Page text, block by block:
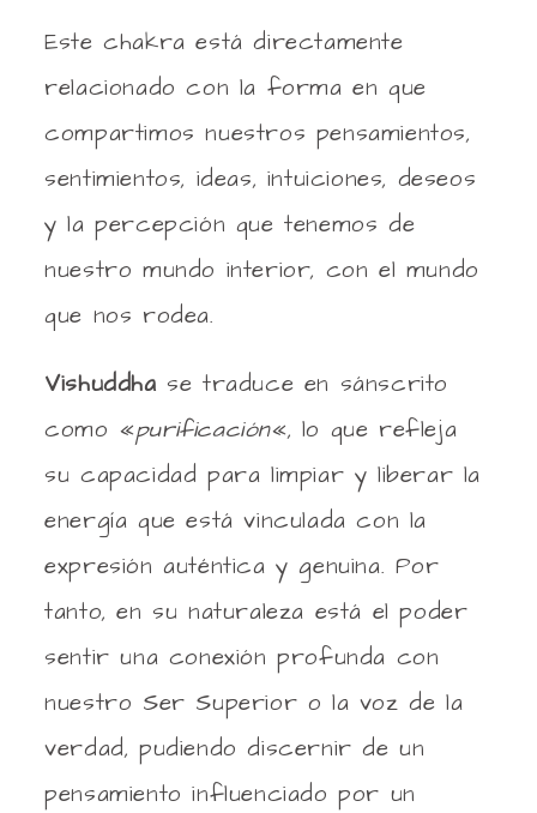
Este chakra está directamente
relacionado con la forma en que
compartimos nuestros pensamientos,
sentimientos, ideas, intuiciones, deseos
y la percepción que tenemos de
nuestro mundo interior, con el mundo
que nos rodea.
Vishuddha se traduce en sánscrito
como «purificación«, lo que refleja
su capacidad para limpiar y liberar la
energía que está vinculada con la
expresión auténtica y genuina. Por
tanto, en su naturaleza está el poder
sentir una conexión profunda con
nuestro Ser Superior o la voz de la
verdad, pudiendo discernir de un
pensamiento influenciado por un